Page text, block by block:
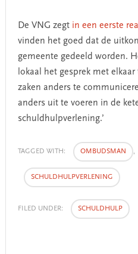
De VNG zegt in een eerste
vinden het goed dat de
gemeente gedeeld worden.
lokaal het gesprek met
zaken anders te
anders uit te voeren in de
schuldhulpverlening.’
TAGGED WITH: OMBUDSMAN ,
SCHULDHULPVERLENING
FILED UNDER: SCHULDHULP